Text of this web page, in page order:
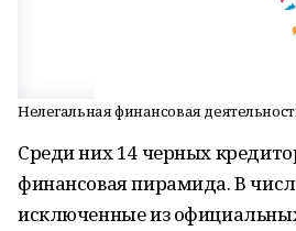
Нелегальная финансовая
Среди них 14 черных
финансовая пирамида. В
исключенные из